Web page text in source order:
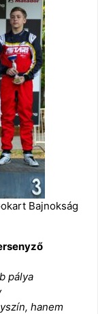
Bajnokság
pálya
hanem